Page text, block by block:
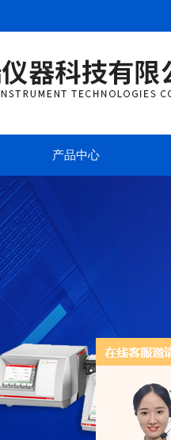
产品中心